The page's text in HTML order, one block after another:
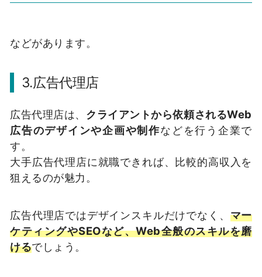
などがあります。
3.広告代理店
広告代理店は、 クライアントから依頼されるWeb
広告のデザインや企画や制作などを行う企業で
す。
大手広告代理店に就職できれば、比較的高収入を
狙えるのが魅力。
広告代理店ではデザインスキルだけでなく、 マー
ケティングやSEOなど、Web全般のスキルを磨
けるでしょう。